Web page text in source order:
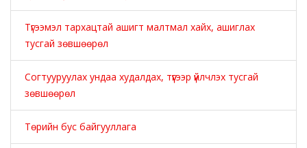
Түгээмэл тархацтай ашигт малтмал хайх, ашиглах
тусгай зөвшөөрөл
Согтууруулах ундаа худалдах, түүгээр үйлчлэх тусгай
зөвшөөрөл
Төрийн бус байгууллага